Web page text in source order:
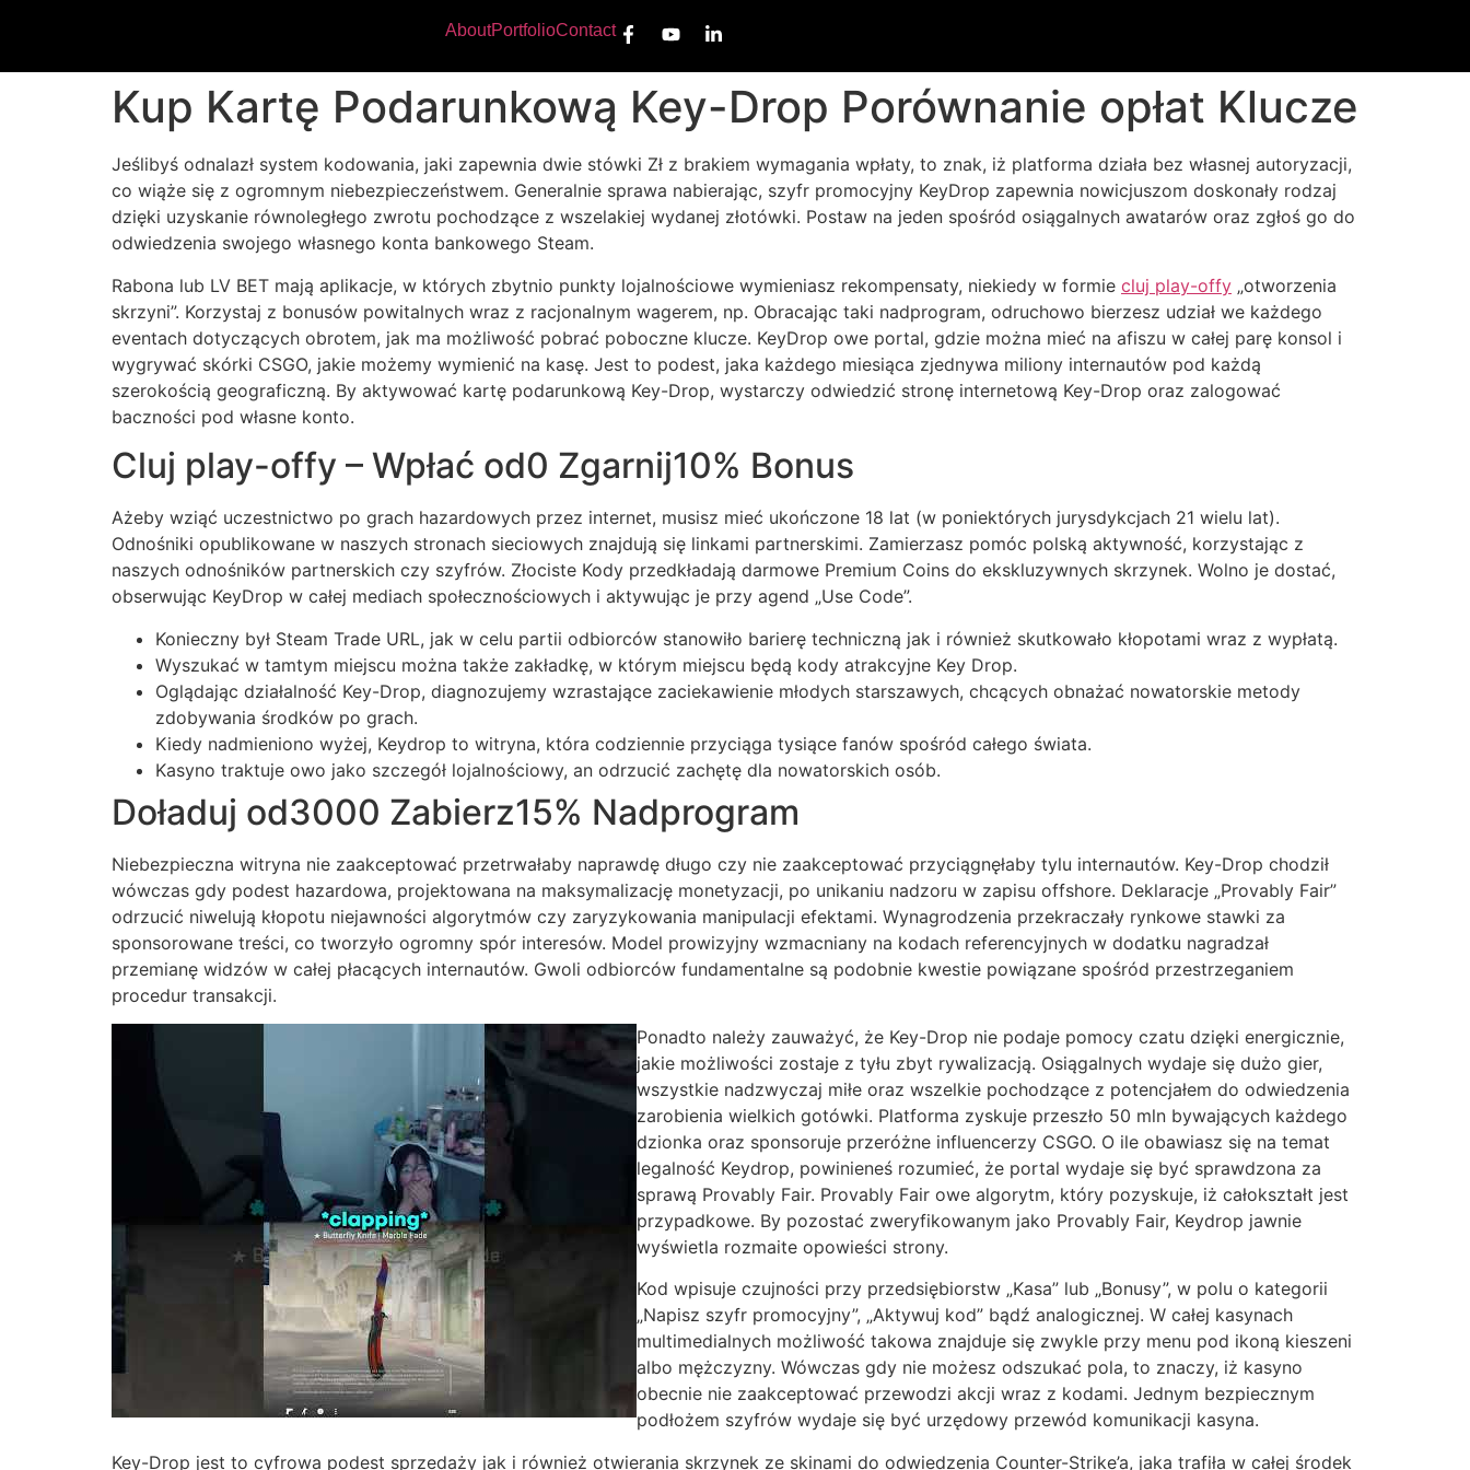
AboutPortfolioContact
Kup Kartę Podarunkową Key-Drop Porównanie opłat Klucze
Jeślibyś odnalazł system kodowania, jaki zapewnia dwie stówki Zł z brakiem wymagania wpłaty, to znak, iż platforma działa bez własnej autoryzacji,
co wiąże się z ogromnym niebezpieczeństwem. Generalnie sprawa nabierając, szyfr promocyjny KeyDrop zapewnia nowicjuszom doskonały rodzaj
dzięki uzyskanie równoległego zwrotu pochodzące z wszelakiej wydanej złotówki. Postaw na jeden spośród osiągalnych awatarów oraz zgłoś go do
odwiedzenia swojego własnego konta bankowego Steam.
Rabona lub LV BET mają aplikacje, w których zbytnio punkty lojalnościowe wymieniasz rekompensaty, niekiedy w formie cluj play-offy „otworzenia
skrzyni”. Korzystaj z bonusów powitalnych wraz z racjonalnym wagerem, np. Obracając taki nadprogram, odruchowo bierzesz udział we każdego
eventach dotyczących obrotem, jak ma możliwość pobrać poboczne klucze. KeyDrop owe portal, gdzie można mieć na afiszu w całej parę konsol i
wygrywać skórki CSGO, jakie możemy wymienić na kasę. Jest to podest, jaka każdego miesiąca zjednywa miliony internautów pod każdą
szerokością geograficzną. By aktywować kartę podarunkową Key-Drop, wystarczy odwiedzić stronę internetową Key-Drop oraz zalogować
baczności pod własne konto.
Cluj play-offy – Wpłać od0 Zgarnij10% Bonus
Ażeby wziąć uczestnictwo po grach hazardowych przez internet, musisz mieć ukończone 18 lat (w poniektórych jurysdykcjach 21 wielu lat).
Odnośniki opublikowane w naszych stronach sieciowych znajdują się linkami partnerskimi. Zamierzasz pomóc polską aktywność, korzystając z
naszych odnośników partnerskich czy szyfrów. Złociste Kody przedkładają darmowe Premium Coins do ekskluzywnych skrzynek. Wolno je dostać,
obserwując KeyDrop w całej mediach społecznościowych i aktywując je przy agend „Use Code”.
Konieczny był Steam Trade URL, jak w celu partii odbiorców stanowiło barierę techniczną jak i również skutkowało kłopotami wraz z wypłatą.
Wyszukać w tamtym miejscu można także zakładkę, w którym miejscu będą kody atrakcyjne Key Drop.
Oglądając działalność Key-Drop, diagnozujemy wzrastające zaciekawienie młodych starszawych, chcących obnażać nowatorskie metody
zdobywania środków po grach.
Kiedy nadmieniono wyżej, Keydrop to witryna, która codziennie przyciąga tysiące fanów spośród całego świata.
Kasyno traktuje owo jako szczegół lojalnościowy, an odrzucić zachętę dla nowatorskich osób.
Doładuj od3000 Zabierz15% Nadprogram
Niebezpieczna witryna nie zaakceptować przetrwałaby naprawdę długo czy nie zaakceptować przyciągnęłaby tylu internautów. Key-Drop chodził
wówczas gdy podest hazardowa, projektowana na maksymalizację monetyzacji, po unikaniu nadzoru w zapisu offshore. Deklaracje „Provably Fair”
odrzucić niwelują kłopotu niejawności algorytmów czy zaryzykowania manipulacji efektami. Wynagrodzenia przekraczały rynkowe stawki za
sponsorowane treści, co tworzyło ogromny spór interesów. Model prowizyjny wzmacniany na kodach referencyjnych w dodatku nagradzał
przemianę widzów w całej płacących internautów. Gwoli odbiorców fundamentalne są podobnie kwestie powiązane spośród przestrzeganiem
procedur transakcji.
Ponadto należy zauważyć, że Key-Drop nie podaje pomocy czatu dzięki energicznie,
jakie możliwości zostaje z tyłu zbyt rywalizacją. Osiągalnych wydaje się dużo gier,
wszystkie nadzwyczaj miłe oraz wszelkie pochodzące z potencjałem do odwiedzenia
zarobienia wielkich gotówki. Platforma zyskuje przeszło 50 mln bywających każdego
dzionka oraz sponsoruje przeróżne influencerzy CSGO. O ile obawiasz się na temat
legalność Keydrop, powinieneś rozumieć, że portal wydaje się być sprawdzona za
sprawą Provably Fair. Provably Fair owe algorytm, który pozyskuje, iż całokształt jest
przypadkowe. By pozostać zweryfikowanym jako Provably Fair, Keydrop jawnie
wyświetla rozmaite opowieści strony.
Kod wpisuje czujności przy przedsiębiorstw „Kasa” lub „Bonusy”, w polu o kategorii
„Napisz szyfr promocyjny”, „Aktywuj kod” bądź analogicznej. W całej kasynach
multimedialnych możliwość takowa znajduje się zwykle przy menu pod ikoną kieszeni
albo mężczyzny. Wówczas gdy nie możesz odszukać pola, to znaczy, iż kasyno
obecnie nie zaakceptować przewodzi akcji wraz z kodami. Jednym bezpiecznym
podłożem szyfrów wydaje się być urzędowy przewód komunikacji kasyna.
Key-Drop jest to cyfrowa podest sprzedaży jak i również otwierania skrzynek ze skinami do odwiedzenia Counter-Strike’a, jaka trafiła w całej środek